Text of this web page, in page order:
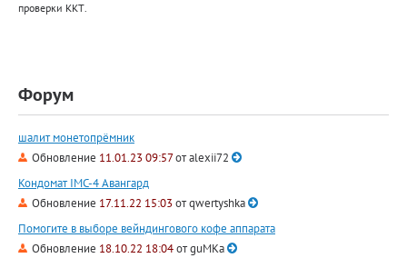
проверки ККТ.
Форум
шалит монетопрёмник
Обновление 11.01.23 09:57отalexii72
Кондомат IMC-4 Авангард
Обновление 17.11.22 15:03 отqwertyshka
Помогите в выборе вейндингового кофе аппарата
Обновление 18.10.22 18:04отguMKa